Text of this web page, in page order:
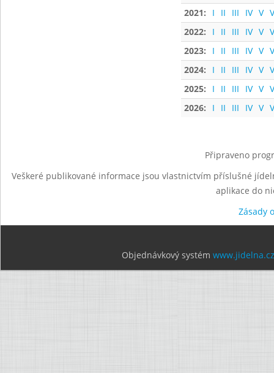
2021:
I II III IV V
2022:
I II III IV V
2023:
I II III IV V
2024:
I II III IV V
2025:
I II III IV V
2026:
I II III IV V
Připraveno
Veškeré publikované informace jsou vlastnictvím příslušné
aplikace do
Zásady
Objednávkový systém www.jidelna.cz